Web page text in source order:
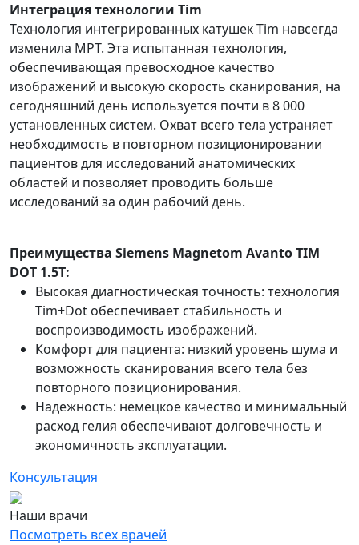
Интеграция технологии Tim
Технология интегрированных катушек Tim навсегда
изменила МРТ. Эта испытанная технология,
обеспечивающая превосходное качество
изображений и высокую скорость сканирования, на
сегодняшний день используется почти в 8 000
установленных систем. Охват всего тела устраняет
необходимость в повторном позиционировании
пациентов для исследований анатомических
областей и позволяет проводить больше
исследований за один рабочий день.
Преимущества Siemens Magnetom Avanto TIM
DOT 1.5T:
Высокая диагностическая точность: технология
Tim+Dot обеспечивает стабильность и
воспроизводимость изображений.
Комфорт для пациента: низкий уровень шума и
возможность сканирования всего тела без
повторного позиционирования.
Надежность: немецкое качество и минимальный
расход гелия обеспечивают долговечность и
экономичность эксплуатации.
Консультация
Наши врачи
Посмотреть всех врачей